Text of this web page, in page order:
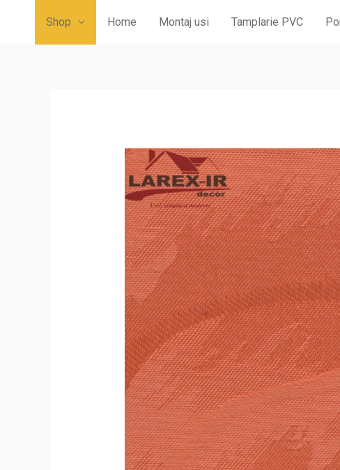
Shop Home Montaj usi Tamplarie PVC